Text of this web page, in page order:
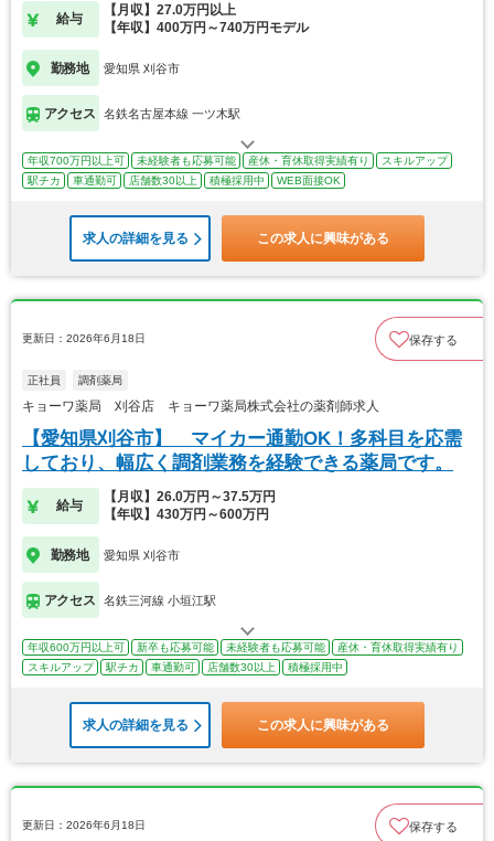
給与
【月収】27.0万円以上
【年収】400万円～740万円モデル
勤務地 愛知県 刈谷市
アクセス 名鉄名古屋本線 一ツ木駅
年収700万円以上可 未経験者も応募可能 産休・育休取得実績有り
スキルアップ
駅チカ
車通勤可 店舗数30以上 積極採用中 WEB面接OK
求人の詳細を見る この求人に興味がある
更新日：2026年6月18日 保存する
正社員 調剤薬局
キョーワ薬局 刈谷店 キョーワ薬局株式会社の薬剤師求人
【愛知県刈谷市】 マイカー通勤OK！多科目を応需
しており、幅広く調剤業務を経験できる薬局です。
給与
【月収】26.0万円～37.5万円
【年収】430万円～600万円
勤務地 愛知県 刈谷市
アクセス 名鉄三河線 小垣江駅
年収600万円以上可 新卒も応募可能 未経験者も応募可能
産休・育休取得実績有り
スキルアップ
駅チカ 車通勤可 店舗数30以上 積極採用中
求人の詳細を見る この求人に興味がある
更新日：2026年6月18日 保存する